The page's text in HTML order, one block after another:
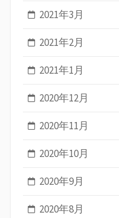
2021年3月
2021年2月
2021年1月
2020年12月
2020年11月
2020年10月
2020年9月
2020年8月